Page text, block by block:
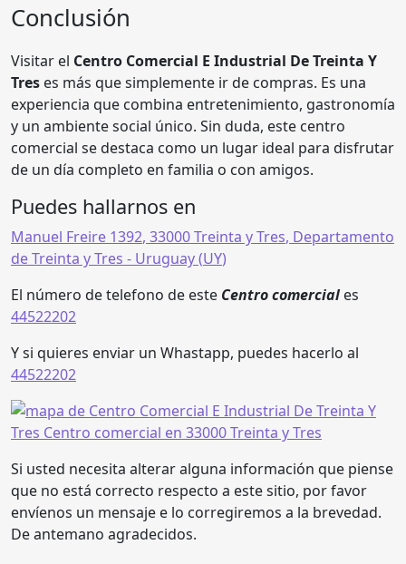
Conclusión
Visitar el Centro Comercial E Industrial De Treinta Y
Tres es más que simplemente ir de compras. Es una
experiencia que combina entretenimiento, gastronomía
y un ambiente social único. Sin duda, este centro
comercial se destaca como un lugar ideal para disfrutar
de un día completo en familia o con amigos.
Puedes hallarnos en
Manuel Freire 1392, 33000 Treinta y Tres, Departamento
de Treinta y Tres - Uruguay (UY)
El número de telefono de este Centro comercial es
44522202
Y si quieres enviar un Whastapp, puedes hacerlo al
44522202
Si usted necesita alterar alguna información que piense
que no está correcto respecto a este sitio, por favor
envíenos un mensaje e lo corregiremos a la brevedad.
De antemano agradecidos.